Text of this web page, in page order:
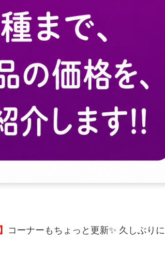
コーナーもちょっと更新✨ 久しぶりに